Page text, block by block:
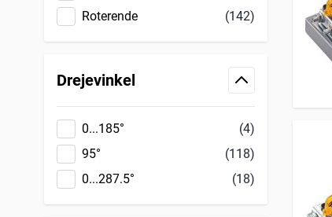
Roterende
(142)
Drejevinkel
filter
0...185°
(4)
95°
(118)
0...287.5°
(18)